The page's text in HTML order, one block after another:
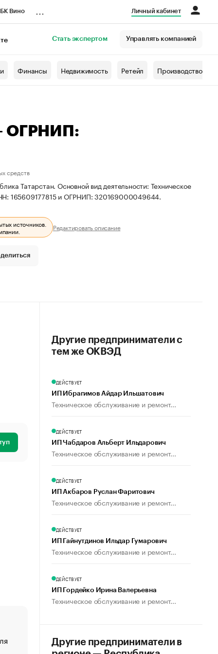
Вино Личный кабинет
Стать экспертом Управлять компанией
Финансы Недвижимость Ретейл Производство
ОГРНИП:
средств
Татарстан. Основной вид деятельности: Техническое
165609177815 и ОГРНИП: 320169000049644.
источников.
Редактировать описание
«От спорта тело стареет иначе». Как живет глава
создавшей GTA
Другие предприниматели с
тем же ОКВЭД
ДЕЙСТВУЕТ
ИП Ибрагимов Айдар Ильшатович
Техническое обслуживание и ремонт...
ДЕЙСТВУЕТ
ИП Чабдаров Альберт Ильдарович
Техническое обслуживание и ремонт...
ДЕЙСТВУЕТ
ИП Акбаров Руслан Фаритович
Техническое обслуживание и ремонт...
ДЕЙСТВУЕТ
ИП Гайнутдинов Ильдар Гумарович
Техническое обслуживание и ремонт...
ДЕЙСТВУЕТ
ИП Гордейко Ирина Валерьевна
Техническое обслуживание и ремонт...
Другие предприниматели в